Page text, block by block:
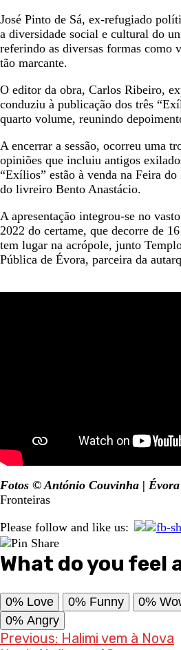
José Pinto de Sá, ex-refugiado
a diversidade social e cultural do
referindo as diversas formas como
tão marcante.
O editor da obra, Carlos Ribeiro,
conduziu à publicação dos três
quarto volume, reunindo
A encerrar a sessão, ocorreu uma
opiniões que incluiu antigos
“Exílios” estão à venda na Feira
do livreiro Bento Anastácio.
A apresentação integrou-se no
2022 do certame, que decorre de
tem lugar na acrópole, junto
Pública de Évora, parceira da
Fotos © António Couvinha | Évora
Fronteiras
Please follow and like us:
What do you feel
0% Love 0% Funny 0%
0% Angry
Post
Previous: Halimi vem à Nova